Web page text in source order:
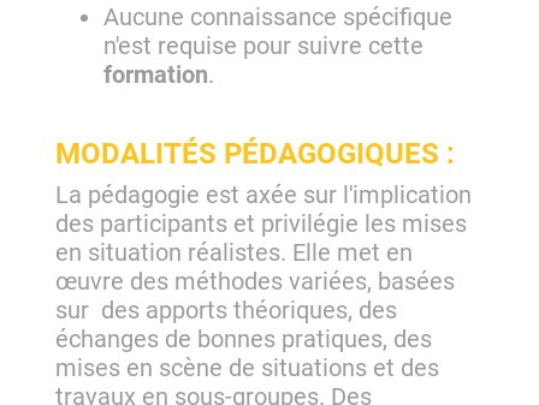
Aucune connaissance spécifique
n'est requise pour suivre cette
formation.
MODALITÉS PÉDAGOGIQUES :
La pédagogie est axée sur l'implication
des participants et privilégie les mises
en situation réalistes. Elle met en
œuvre des méthodes variées, basées
sur des apports théoriques, des
échanges de bonnes pratiques, des
mises en scène de situations et des
travaux en sous-groupes. Des